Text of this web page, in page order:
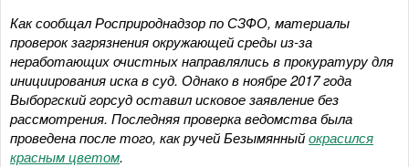
Как сообщал Росприроднадзор по СЗФО, материалы
проверок загрязнения окружающей среды из-за
неработающих очистных направлялись в прокуратуру для
инициирования иска в суд. Однако в ноябре 2017 года
Выборгский горсуд оставил исковое заявление без
рассмотрения. Последняя проверка ведомства была
проведена после того, как ручей Безымянныйокрасился
красным цветом.